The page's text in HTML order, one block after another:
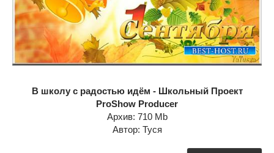
В школу с радостью идём - Школьный Проект
ProShow Producer
Архив: 710 Mb
Автор: Туся